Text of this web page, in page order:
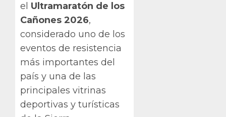
el Ultramaratón de los
Cañones 2026,
considerado uno de los
eventos de resistencia
más importantes del
país y una de las
principales vitrinas
deportivas y turísticas